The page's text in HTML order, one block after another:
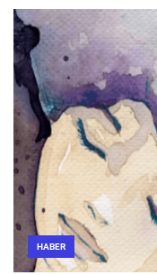
HABER